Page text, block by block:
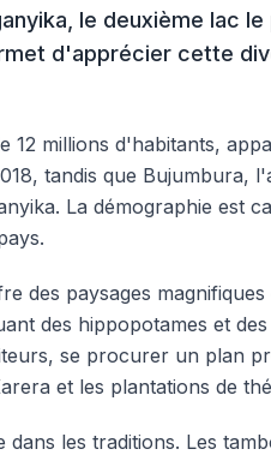
le deuxième lac
d'apprécier cette
12 millions d'habitants,
tandis que
La démographie est
des paysages
des hippopotames et
se procurer un plan
et les plantations de
les traditions. Les